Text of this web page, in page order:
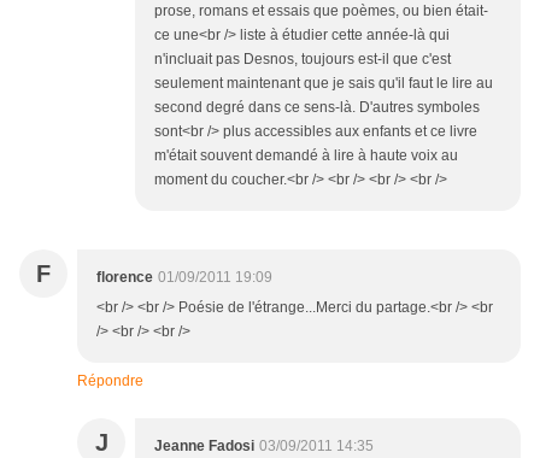
prose, romans et essais que poèmes, ou bien était-
ce une<br /> liste à étudier cette année-là qui
n'incluait pas Desnos, toujours est-il que c'est
seulement maintenant que je sais qu'il faut le lire au
second degré dans ce sens-là. D'autres symboles
sont<br /> plus accessibles aux enfants et ce livre
m'était souvent demandé à lire à haute voix au
moment du coucher.<br /> <br /> <br /> <br />
F florence 01/09/2011 19:09
<br /> <br /> Poésie de l'étrange...Merci du partage.<br /> <br
/> <br /> <br />
Répondre
J Jeanne Fadosi 03/09/2011 14:35